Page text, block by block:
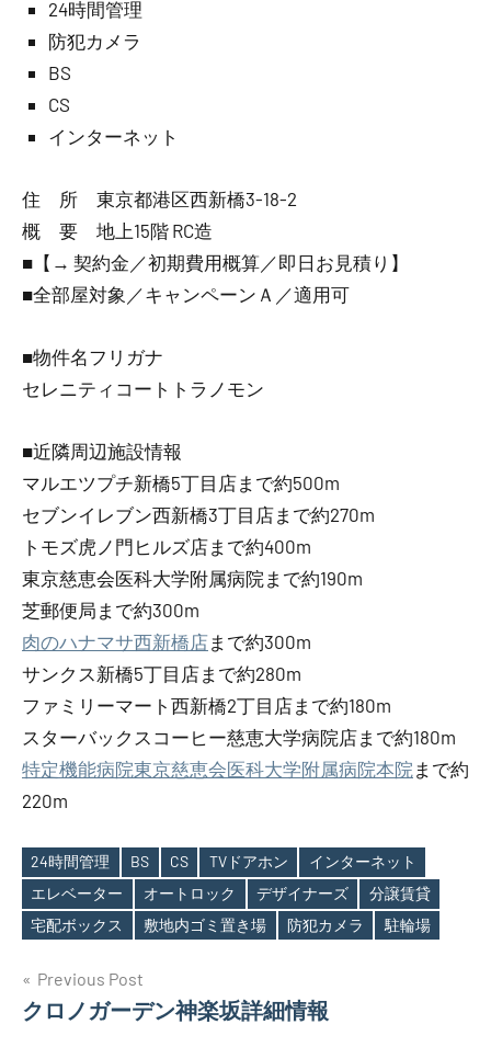
24時間管理
防犯カメラ
BS
CS
インターネット
住 所 東京都港区西新橋3-18-2
概 要 地上15階 RC造
■【→ 契約金／初期費用概算／即日お見積り】
■全部屋対象／キャンペーンＡ／適用可
■物件名フリガナ
セレニティコートトラノモン
■近隣周辺施設情報
マルエツプチ新橋5丁目店まで約500m
セブンイレブン西新橋3丁目店まで約270m
トモズ虎ノ門ヒルズ店まで約400m
東京慈恵会医科大学附属病院まで約190m
芝郵便局まで約300m
肉のハナマサ西新橋店まで約300m
サンクス新橋5丁目店まで約280m
ファミリーマート西新橋2丁目店まで約180m
スターバックスコーヒー慈恵大学病院店まで約180m
特定機能病院東京慈恵会医科大学附属病院本院 まで約
220m
Tags
24時間管理 BS CS TVドアホン
インターネット
エレベーター
オートロック デザイナーズ
分譲賃貸
宅配ボックス
敷地内ゴミ置き場 防犯カメラ 駐輪場
投
稿
Previous Post
クロノガーデン神楽坂詳細情報